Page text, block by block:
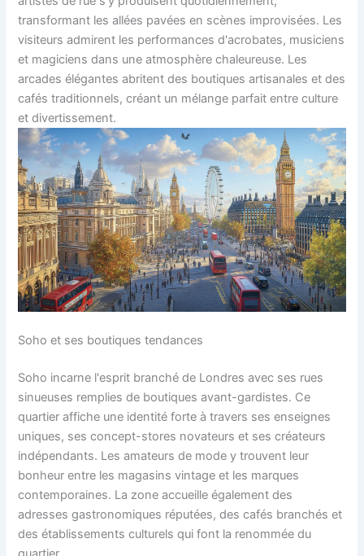
transformant les allées pavées en scènes improvisées. Les
visiteurs admirent les performances d'acrobates, musiciens
et magiciens dans une atmosphère chaleureuse. Les
arcades élégantes abritent des boutiques artisanales et des
cafés traditionnels, créant un mélange parfait entre culture
et divertissement.
Soho et ses boutiques tendances
Soho incarne l'esprit branché de Londres avec ses rues
sinueuses remplies de boutiques avant-gardistes. Ce
quartier affiche une identité forte à travers ses enseignes
uniques, ses concept-stores novateurs et ses créateurs
indépendants. Les amateurs de mode y trouvent leur
bonheur entre les magasins vintage et les marques
contemporaines. La zone accueille également des
adresses gastronomiques réputées, des cafés branchés et
des établissements culturels qui font la renommée du